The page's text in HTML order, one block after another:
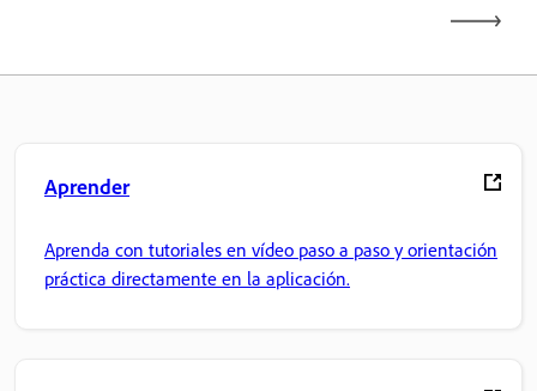
Aprender
Aprenda con tutoriales en vídeo paso a paso y orientación
práctica directamente en la aplicación.